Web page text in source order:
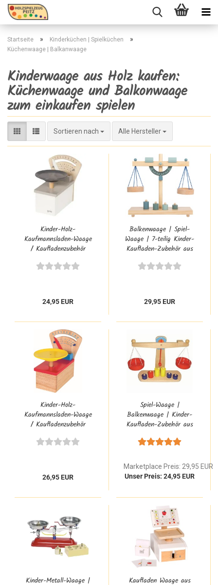
Startseite » Kinderküchen | Spielküchen »
Küchenwaage | Balkanwaage
Kinderwaage aus Holz kaufen:
Küchenwaage und Balkonwaage
zum einkaufen spielen
Sortieren nach
Sortieren nach Alle Hersteller
Kinder-Holz-
Kaufmannsladen-Waage
/ Kaufladenzubehör
24,95 EUR
Balkenwaage | Spiel-
Waage | 7-teilig Kinder-
Kaufladen-Zubehör aus
29,95 EUR
Kinder-Holz-
Kaufmannsladen-Waage
/ Kaufladenzubehör
26,95 EUR
Spiel-Waage |
Balkenwaage | Kinder-
Kaufladen-Zubehör aus
Marketplace Preis: 29,95 EUR
Unser Preis: 24,95 EUR
Kinder-Metall-Waage |
Kaufladen Waage aus